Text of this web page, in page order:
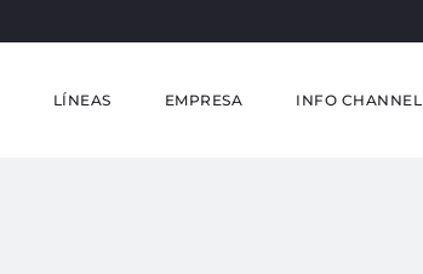
LÍNEAS EMPRESA INFO CHANNEL